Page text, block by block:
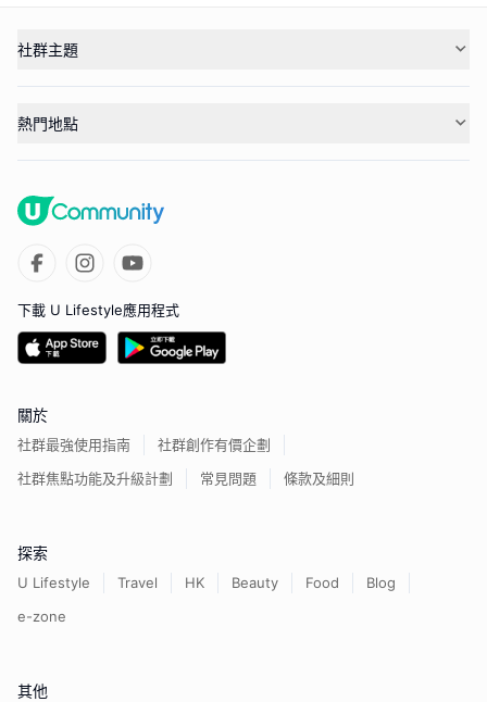
社群主題
熱門地點
下載 U Lifestyle應用程式
關於
社群最強使用指南
社群創作有價企劃
社群焦點功能及升級計劃
常見問題 條款及細則
探索
U Lifestyle Travel HK Beauty Food
Blog
e-zone
其他